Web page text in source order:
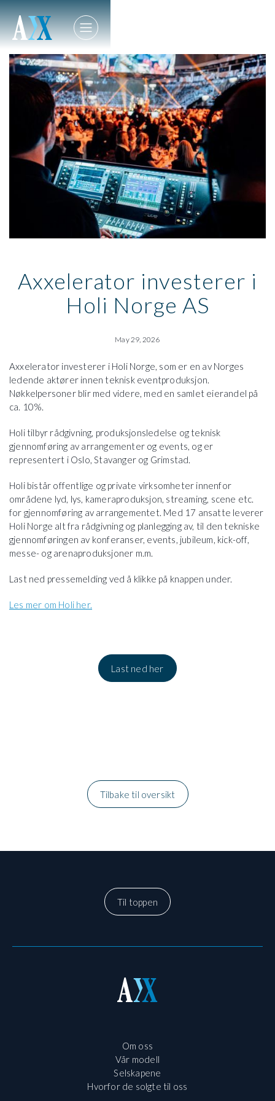
Axxelerator investerer i
Holi Norge AS
May 29, 2026
Axxelerator investerer i Holi Norge, som er en av Norges
ledende aktører innen teknisk eventproduksjon.
Nøkkelpersoner blir med videre, med en samlet eierandel på
ca. 10%.
Holi tilbyr rådgivning, produksjonsledelse og teknisk
gjennomføring av arrangementer og events, og er
representert i Oslo, Stavanger og Grimstad.
Holi bistår offentlige og private virksomheter innenfor
områdene lyd, lys, kameraproduksjon, streaming, scene etc.
for gjennomføring av arrangementet. Med 17 ansatte leverer
Holi Norge alt fra rådgivning og planlegging av, til den tekniske
gjennomføringen av konferanser, events, jubileum, kick-off,
messe- og arenaproduksjoner m.m.
Last ned pressemelding ved å klikke på knappen under.
Les mer om Holi her.
Last ned her
Tilbake til oversikt
Til toppen
Om oss
Vår modell
Selskapene
Hvorfor de solgte til oss